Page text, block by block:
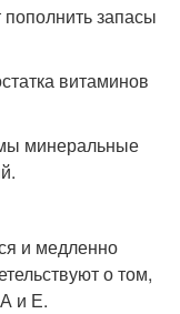
запасы
витаминов
минеральные
и медленно
о том,
и Е.